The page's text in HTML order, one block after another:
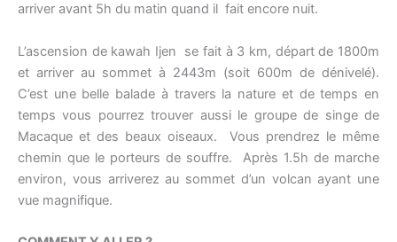
arriver avant 5h du matin quand il fait encore nuit.
L’ascension de kawah Ijen se fait à 3 km, départ de 1800m
et arriver au sommet à 2443m (soit 600m de dénivelé).
C’est une belle balade à travers la nature et de temps en
temps vous pourrez trouver aussi le groupe de singe de
Macaque et des beaux oiseaux. Vous prendrez le même
chemin que le porteurs de souffre. Après 1.5h de marche
environ, vous arriverez au sommet d’un volcan ayant une
vue magnifique.